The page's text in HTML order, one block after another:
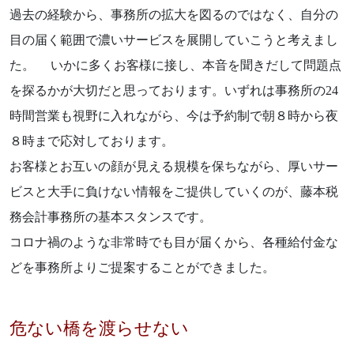
過去の経験から、事務所の拡大を図るのではなく、自分の
目の届く範囲で濃いサービスを展開していこうと考えまし
た。 いかに多くお客様に接し、本音を聞きだして問題点
を探るかが大切だと思っております。いずれは事務所の24
時間営業も視野に入れながら、今は予約制で朝８時から夜
８時まで応対しております。
お客様とお互いの顔が見える規模を保ちながら、厚いサー
ビスと大手に負けない情報をご提供していくのが、藤本税
務会計事務所の基本スタンスです。
コロナ禍のような非常時でも目が届くから、各種給付金な
どを事務所よりご提案することができました。
危ない橋を渡らせない